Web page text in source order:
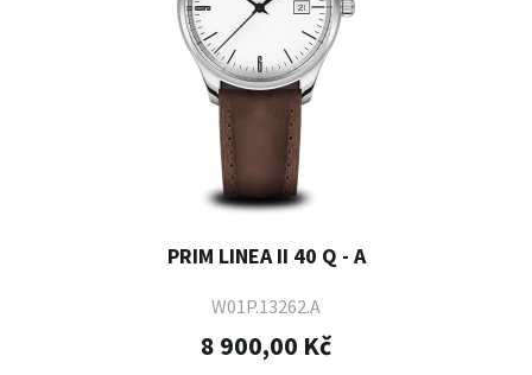
PRIM LINEA II 40 Q - A
W01P.13262.A
8 900,00 Kč